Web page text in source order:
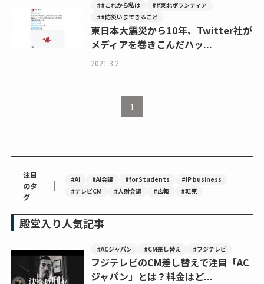
##これから私は
##東北ボランティア
##防災いまできること
東日本大震災から10年、Twitter社が
メディアを巻きこんだハッ...
2021.3.2
1
注目
のタ
グ
｜ #AI #AI会議 #forStudents
#IP business
#テレビCM
#人財会議 #広報 #転売
殿堂入り人気記事
#ACジャパン #CM差し替え #フジテレビ
フジテレビのCM差し替えで注目「AC
ジャパン」とは？料金はど...